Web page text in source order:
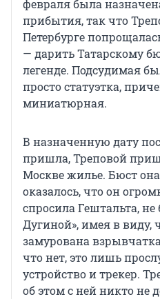
февраля была
прибытия, так что
Петербурге
— дарить Татарскому
легенде. Подсудимая
просто статуэтка,
миниатюрная.
В назначенную дату
пришла, Треповой
Москве жилье. Бюст
оказалось, что он
спросила Гештальта, не
Дугиной», имея в виду,
замурована
что нет, это лишь
устройство и трекер.
об этом с ней никто не